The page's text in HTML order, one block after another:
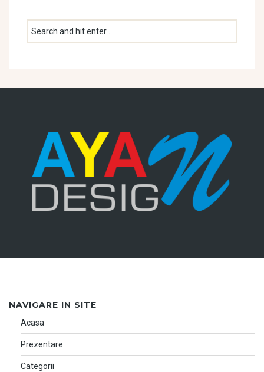
NAVIGARE IN SITE
Acasa
Prezentare
Categorii